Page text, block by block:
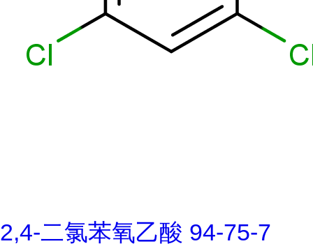
2,4-二氯苯氧乙酸 94-75-7